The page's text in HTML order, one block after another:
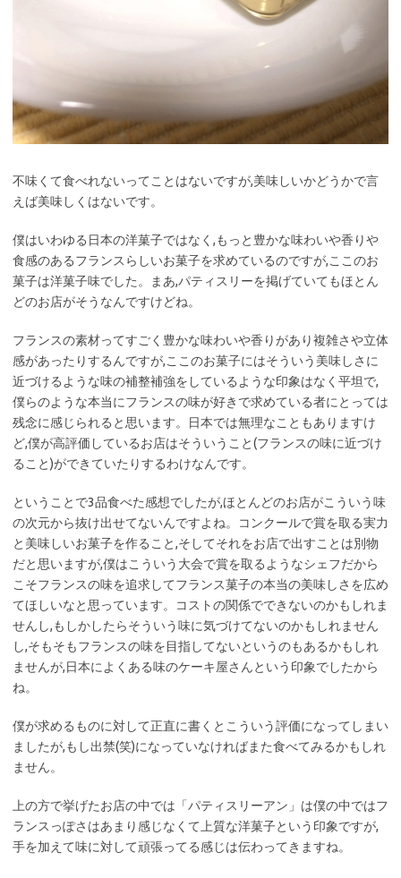
不味くて食べれないってことはないですが,美味しいかどうかで言
えば美味しくはないです。
僕はいわゆる日本の洋菓子ではなく,もっと豊かな味わいや香りや
食感のあるフランスらしいお菓子を求めているのですが,ここのお
菓子は洋菓子味でした。まあ,パティスリーを掲げていてもほとん
どのお店がそうなんですけどね。
フランスの素材ってすごく豊かな味わいや香りがあり複雑さや立体
感があったりするんですが,ここのお菓子にはそういう美味しさに
近づけるような味の補整補強をしているような印象はなく平坦で,
僕らのような本当にフランスの味が好きで求めている者にとっては
残念に感じられると思います。日本では無理なこともありますけ
ど,僕が高評価しているお店はそういうこと(フランスの味に近づけ
ること)ができていたりするわけなんです。
ということで3品食べた感想でしたが,ほとんどのお店がこういう味
の次元から抜け出せてないんですよね。コンクールで賞を取る実力
と美味しいお菓子を作ること,そしてそれをお店で出すことは別物
だと思いますが,僕はこういう大会で賞を取るようなシェフだから
こそフランスの味を追求してフランス菓子の本当の美味しさを広め
てほしいなと思っています。コストの関係でできないのかもしれま
せんし,もしかしたらそういう味に気づけてないのかもしれません
し,そもそもフランスの味を目指してないというのもあるかもしれ
ませんが,日本によくある味のケーキ屋さんという印象でしたから
ね。
僕が求めるものに対して正直に書くとこういう評価になってしまい
ましたが,もし出禁(笑)になっていなければまた食べてみるかもしれ
ません。
上の方で挙げたお店の中では「パティスリーアン」は僕の中ではフ
ランスっぽさはあまり感じなくて上質な洋菓子という印象ですが,
手を加えて味に対して頑張ってる感じは伝わってきますね。